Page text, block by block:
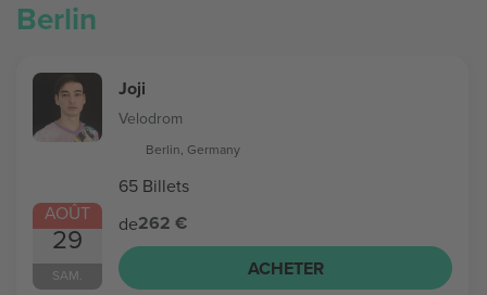
Berlin
AOÛT
29
SAM.
Joji
Velodrom
Berlin, Germany
65 Billets
de262 €
ACHETER